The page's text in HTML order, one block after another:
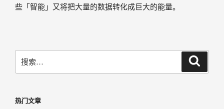
些「智能」又将把大量的数据转化成巨大的能量。
热门文章